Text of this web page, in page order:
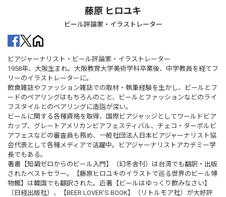
藤原 ヒロユキ
ビール評論家・イラストレーター
ビアジャーナリスト・ビール評論家・イラストレーター
1958年、大阪生まれ。大阪教育大学美術学科卒業後、中学教員を経てフ
リーのイラストレーターに。
飲食雑誌やファッション雑誌での取材・執筆経験を生かし、ビールとフ
ードのペアリングはもちろんのこと、ビールとファッションなどのライ
フスタイルとのペアリングに造詣が深い。
ビールに関する各種資格を取得、国際ビアジャッジとしてワールドビア
カップ、グレートアメリカンビアフェスティバル、チェコ・ターボルビ
アフェスなどの審査員も務め、一般社団法人日本ビアジャーナリスト協
会代表として各種メディアで活躍中。ビアジャーナリストアカデミー学
長でもある。
著書【知識ゼロからのビール入門】（幻冬舎刊）は台湾でも翻訳・出版
されたベストセラー。【藤原ヒロユキのイラストで巡る世界のビール博
物館】は韓国でも翻訳された。近著【ビールはゆっくり飲みなさい】
（日経出版社）、【BEER LOVER’S BOOK】（リトルモア社）が大好評